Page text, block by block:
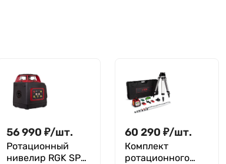
56 990 ₽/шт.
Ротационный
нивелир RGK SP-
60 290 ₽/шт.
Комплект
ротационного